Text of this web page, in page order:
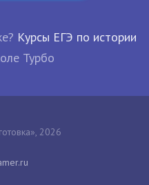
Курсы ЕГЭ по истории
Турбо
2026